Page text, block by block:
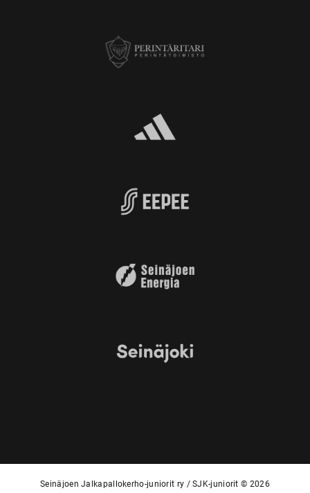
Seinäjoen Jalkapallokerho-juniorit ry / SJK-juniorit © 2026